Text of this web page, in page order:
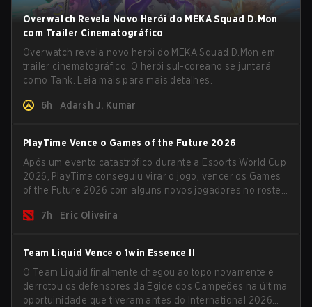
Overwatch Revela Novo Herói do MEKA Squad D.Mon
com Trailer Cinematográfico
Overwatch revela novo herói do MEKA Squad D.Mon em
trailer cinematográfico. O herói sul-coreano se juntará
como Tank. Leia mais para mais detalhes.
6h Adarsh J. Kumar
PlayTime Vence o Games of the Future 2026
Após um evento catastrófico durante a Esports World Cup
2026, PlayTime conseguiu virar o jogo, vencer os Games
of the Future 2026 com alguns novos jogadores no roster
da nova temporada.
7h Eric Oliveira
Team Liquid Vence o 1win Essence II
O Team Liquid finalmente chegou ao topo novamente e
derrotou os defensores da Égide dos Campeões na última
oportuinidade que tiveram antes do International 2026